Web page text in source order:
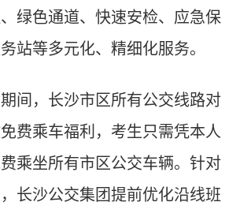
绿色通道、快速安检、应急保
站等多元化、精细化服务。
，长沙市区所有公交线路对
费乘车福利，考生只需凭本人
乘坐所有市区公交车辆。针对
长沙公交集团提前优化沿线班